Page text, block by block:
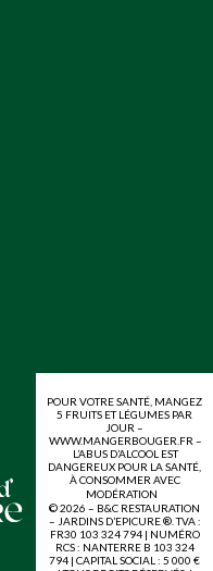
POUR VOTRE SANTÉ, MANGEZ
5 FRUITS ET LÉGUMES PAR
JOUR –
WWW.MANGERBOUGER.FR –
L’ABUS D’ALCOOL EST
DANGEREUX POUR LA SANTÉ,
À CONSOMMER AVEC
MODÉRATION
© 2026 – B&C RESTAURATION
– JARDINS D’EPICURE ®. TVA :
FR30 103 324 794 | NUMÉRO
RCS : NANTERRE B 103 324
794 | CAPITAL SOCIAL : 5 000 €